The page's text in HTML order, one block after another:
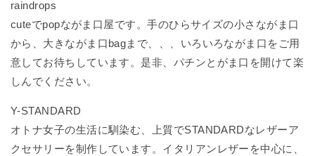
raindrops
cuteでpopながま口屋です。手のひらサイズの小さながま口
から、大きながま口bagまで、、、いろいろながま口をご用
意してお待ちしています。是非、パチンとがま口を開けて楽
しんでください。
Y-STANDARD
オトナ女子の生活に馴染む、上質でSTANDARDなレザーア
クセサリーを制作しています。イタリアンレザーを中心に、